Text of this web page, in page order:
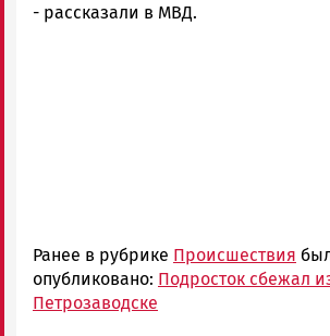
- рассказали в МВД.
Ранее в рубрике Происшествия
опубликовано: Подросток сбежал
Петрозаводске